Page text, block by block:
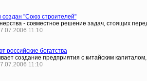
создан "Союз строителей"
- совместное решение задач, стоящих
11:10
российские богатства
создание предприятия с китайским
11:10